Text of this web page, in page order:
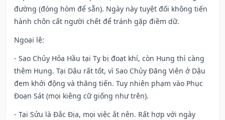
đường (đóng hòm để sẵn). Ngày này tuyệt đối không tiến
hành chôn cất người chết để tránh gặp điềm dữ.
Ngoại lệ:
- Sao Chủy Hỏa Hầu tại Tỵ bị đoạt khí, còn Hung thì càng
thêm Hung. Tại Dậu rất tốt, vì Sao Chủy Đăng Viên ở Dậu
đem khởi động và thăng tiến. Tuy nhiên phạm vào Phục
Đoạn Sát (mọi kiêng cữ giống như trên).
- Tại Sửu là Đắc Địa, mọi việc ắt nên. Rất hợp với ngày